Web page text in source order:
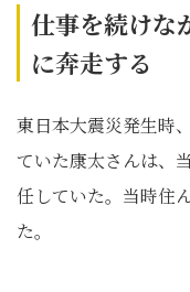
仕事を続けな
に奔走する
東日本大震災発生時
ていた康太さんは、
任していた。当時住
た。